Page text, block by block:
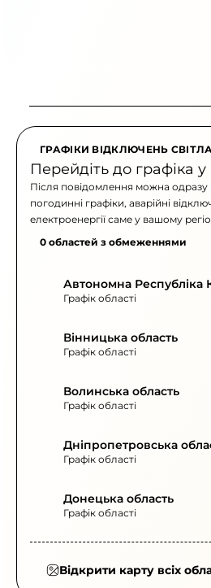
ГРАФІКИ ВІДКЛЮЧЕНЬ
Перейдіть до графіка у
Після повідомлення можна одразу
погодинні графіки, аварійні
електроенергії саме у вашому
0 областей з обмеженнями
Автономна Республіка
Графік області
Вінницька область
Графік області
Волинська область
Графік області
Дніпропетровська
Графік області
Донецька область
Графік області
Відкрити карту всіх